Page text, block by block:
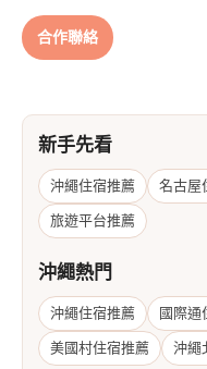
合作聯絡
新手先看
沖繩住宿推薦 名古屋
旅遊平台推薦
沖繩熱門
沖繩住宿推薦 國際通
美國村住宿推薦 沖繩